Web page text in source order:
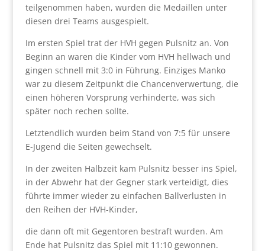
teilgenommen haben, wurden die Medaillen unter
diesen drei Teams ausgespielt.
Im ersten Spiel trat der HVH gegen Pulsnitz an. Von
Beginn an waren die Kinder vom HVH hellwach und
gingen schnell mit 3:0 in Führung. Einziges Manko
war zu diesem Zeitpunkt die Chancenverwertung, die
einen höheren Vorsprung verhinderte, was sich
später noch rechen sollte.
Letztendlich wurden beim Stand von 7:5 für unsere
E-Jugend die Seiten gewechselt.
In der zweiten Halbzeit kam Pulsnitz besser ins Spiel,
in der Abwehr hat der Gegner stark verteidigt, dies
führte immer wieder zu einfachen Ballverlusten in
den Reihen der HVH-Kinder,
die dann oft mit Gegentoren bestraft wurden. Am
Ende hat Pulsnitz das Spiel mit 11:10 gewonnen.